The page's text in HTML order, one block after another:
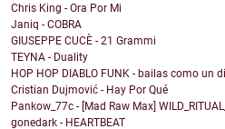
Chris King - Ora Por Mi
Janiq - COBRA
GIUSEPPE CUCÈ - 21 Grammi
TEYNA - Duality
HOP HOP DIABLO FUNK - bailas como un
Cristian Dujmović - Hay Por Qué
Pankow_77c - [Mad Raw Max]
gonedark - HEARTBEAT